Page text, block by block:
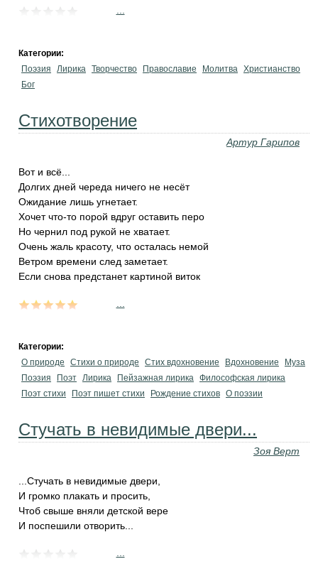
Категории:
Поэзия
Лирика Творчество Православие Молитва Христианство
Бог
Стихотворение
Артур Гарипов
Вот и всё...
Долгих дней череда ничего не несёт
Ожидание лишь угнетает.
Хочет что-то порой вдруг оставить перо
Но чернил под рукой не хватает.
Очень жаль красоту, что осталась немой
Ветром времени след заметает.
Если снова предстанет картиной виток
Категории:
О природе
Стихи о природе Стих вдохновение Вдохновение
Муза
Поэзия
Поэт Лирика Пейзажная лирика Философская лирика
Поэт стихи
Поэт пишет стихи Рождение стихов О поэзии
Стучать в невидимые двери...
Зоя Верт
...Стучать в невидимые двери,
И громко плакать и просить,
Чтоб свыше вняли детской вере
И поспешили отворить...